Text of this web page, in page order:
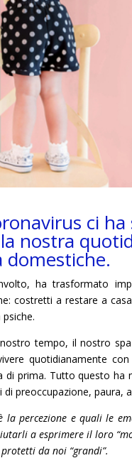
ci
nostra
domestiche.
ha trasformato
costretti a restare a
tempo, il nostro
quotidianamente con
di prima. Tutto questo ha
preoccupazione, paura,
percezione e quali le
a esprimere il loro
da noi “grandi”.